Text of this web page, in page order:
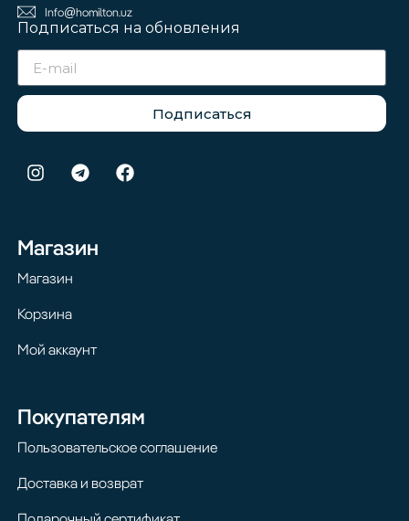
Info@homilton.uz
Подписаться на обновления
Подписаться
Магазин
Магазин
Корзина
Мой аккаунт
Покупателям
Пользовательское соглашение
Доставка и возврат